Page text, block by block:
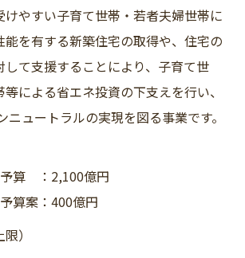
けやすい子育て世帯・若者夫婦世帯に
能を有する新築住宅の取得や、住宅の
て支援することにより、子育て世
による省エネ投資の下支えを行い、
ニュートラルの実現を図る事業です。
予算 ：2,100億円
算案：400億円
）